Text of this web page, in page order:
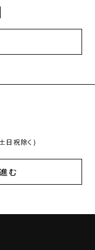
日祝除く)
む